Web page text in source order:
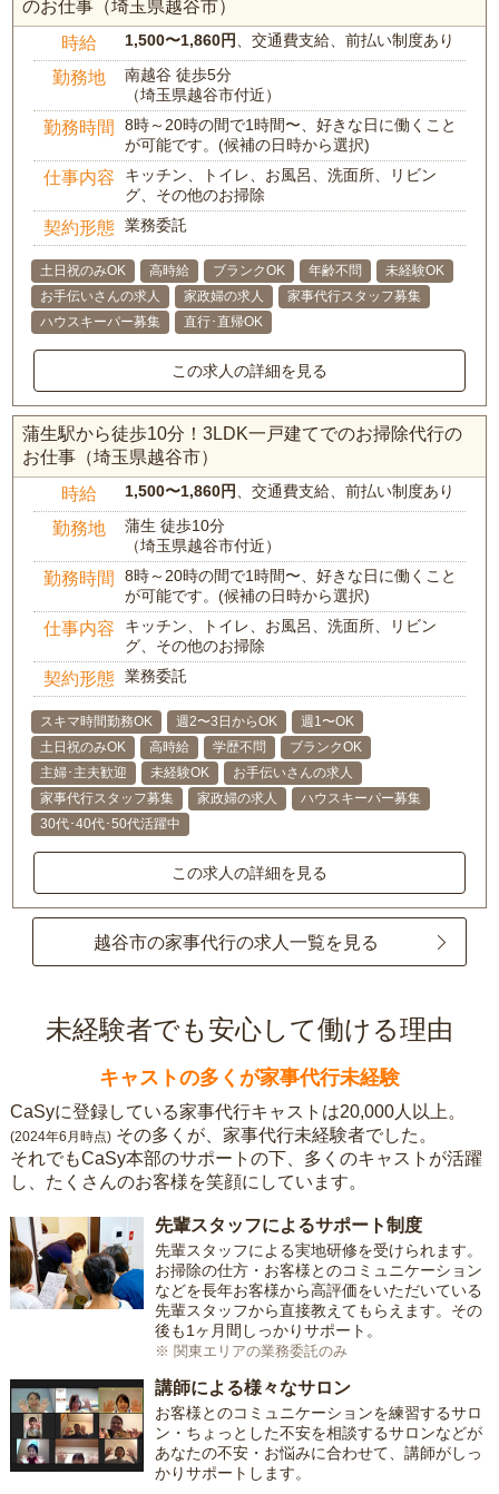
のお仕事（埼玉県越谷市）
時給 1,500〜1,860円 、交通費支給、前払い制度あり
勤務地
南越谷 徒歩5分
（埼玉県越谷市付近）
勤務時間
8時～20時の間で1時間〜、好きな日に働くこと
が可能です。(候補の日時から選択)
仕事内容
キッチン、トイレ、お風呂、洗面所、リビン
グ、その他のお掃除
契約形態 業務委託
土日祝のみOK 高時給 ブランクOK 年齢不問
未経験OK
お手伝いさんの求人
家政婦の求人
家事代行スタッフ募集
ハウスキーパー募集
直行･直帰OK
この求人の詳細を見る
蒲生駅から徒歩10分！3LDK一戸建てでのお掃除代行の
お仕事（埼玉県越谷市）
時給 1,500〜1,860円 、交通費支給、前払い制度あり
勤務地
蒲生 徒歩10分
（埼玉県越谷市付近）
勤務時間
8時～20時の間で1時間〜、好きな日に働くこと
が可能です。(候補の日時から選択)
仕事内容
キッチン、トイレ、お風呂、洗面所、リビン
グ、その他のお掃除
契約形態 業務委託
スキマ時間勤務OK 週2〜3日からOK
週1〜OK
土日祝のみOK
高時給 学歴不問
ブランクOK
主婦･主夫歓迎
未経験OK
お手伝いさんの求人
家事代行スタッフ募集
家政婦の求人
ハウスキーパー募集
30代･40代･50代活躍中
この求人の詳細を見る
越谷市の家事代行の求人一覧を見る
未経験者でも安心して働ける理由
キャストの多くが家事代行未経験
CaSyに登録している家事代行キャストは20,000人以上。
(2024年6月時点) その多くが、家事代行未経験者でした。
それでもCaSy本部のサポートの下、多くのキャストが活躍
し、たくさんのお客様を笑顔にしています。
先輩スタッフによるサポート制度
先輩スタッフによる実地研修を受けられます。
お掃除の仕方・お客様とのコミュニケーション
などを長年お客様から高評価をいただいている
先輩スタッフから直接教えてもらえます。その
後も1ヶ月間しっかりサポート。
※ 関東エリアの業務委託のみ
講師による様々なサロン
お客様とのコミュニケーションを練習するサロ
ン・ちょっとした不安を相談するサロンなどが
あなたの不安・お悩みに合わせて、講師がしっ
かりサポートします。